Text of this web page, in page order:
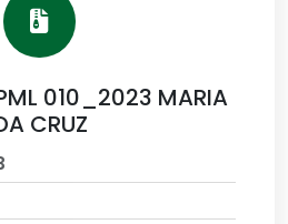
010_2023 MARIA
CRUZ